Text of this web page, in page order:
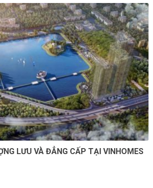
LƯU VÀ ĐẲNG CẤP TẠI VINHOMES